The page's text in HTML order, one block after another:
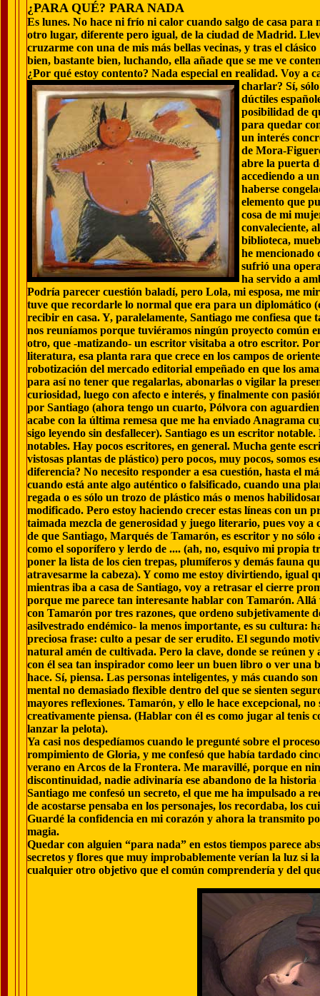
¿PARA QUÉ? PARA NADA
Es lunes. No hace ni frío ni calor cuando salgo de casa para
otro lugar, diferente pero igual, de la ciudad de Madrid.
cruzarme con una de mis más bellas vecinas, y tras el
bien, bastante bien, luchando, ella añade que se me ve
¿Por qué estoy contento? Nada especial en realidad. Voy a
charlar? Sí,
dúctiles
posibilidad de
para quedar
un interés
de Mora-
abre la puerta
accediendo a
haberse
elemento que
cosa de mi
convaleciente,
biblioteca,
he mencionado
sufrió una
ha servido a
Podría parecer cuestión baladí, pero Lola, mi esposa, me
tuve que recordarle lo normal que era para un diplomático
recibir en casa. Y, paralelamente, Santiago me confiesa
nos reuníamos porque tuviéramos ningún proyecto común
otro, que -matizando- un escritor visitaba a otro escritor.
literatura, esa planta rara que crece en los campos de
robotización del mercado editorial empeñado en que los
para así no tener que regalarlas, abonarlas o vigilar la
curiosidad, luego con afecto e interés, y finalmente con
por Santiago (ahora tengo un cuarto, Pólvora con
acabe con la última remesa que me ha enviado Anagrama
sigo leyendo sin desfallecer). Santiago es un escritor notable.
notables. Hay pocos escritores, en general. Mucha gente
vistosas plantas de plástico) pero pocos, muy pocos, somos
diferencia? No necesito responder a esa cuestión, hasta el
cuando está ante algo auténtico o falsificado, cuando una
regada o es sólo un trozo de plástico más o menos
modificado. Pero estoy haciendo crecer estas líneas con un
taimada mezcla de generosidad y juego literario, pues voy
de que Santiago, Marqués de Tamarón, es escritor y no sólo
como el soporífero y lerdo de .... (ah, no, esquivo mi propia
poner la lista de los cien trepas, plumíferos y demás fauna
atravesarme la cabeza). Y como me estoy divirtiendo, igual
mientras iba a casa de Santiago, voy a retrasar el cierre
porque me parece tan interesante hablar con Tamarón.
con Tamarón por tres razones, que ordeno subjetivamente
asilvestrado endémico- la menos importante, es su cultura:
preciosa frase: culto a pesar de ser erudito. El segundo
natural amén de cultivada. Pero la clave, donde se reúnen
con él sea tan inspirador como leer un buen libro o ver una
hace. Sí, piensa. Las personas inteligentes, y más cuando
mental no demasiado flexible dentro del que se sienten
mayores reflexiones. Tamarón, y ello le hace excepcional,
creativamente piensa. (Hablar con él es como jugar al tenis
lanzar la pelota).
Ya casi nos despedíamos cuando le pregunté sobre el
rompimiento de Gloria, y me confesó que había tardado
verano en Arcos de la Frontera. Me maravillé, porque en
discontinuidad, nadie adivinaría ese abandono de la historia
Santiago me confesó un secreto, el que me ha impulsado a
de acostarse pensaba en los personajes, los recordaba, los
Guardé la confidencia en mi corazón y ahora la transmito
magia.
Quedar con alguien “para nada” en estos tiempos parece
secretos y flores que muy improbablemente verían la luz si
cualquier otro objetivo que el común comprendería y del